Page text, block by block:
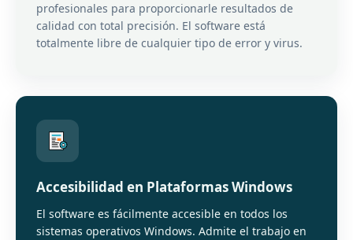
profesionales para proporcionarle resultados de
calidad con total precisión. El software está
totalmente libre de cualquier tipo de error y virus.
Accesibilidad en Plataformas Windows
El software es fácilmente accesible en todos los
sistemas operativos Windows. Admite el trabajo en